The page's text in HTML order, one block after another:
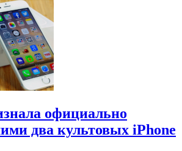
официально
два культовых iPhone